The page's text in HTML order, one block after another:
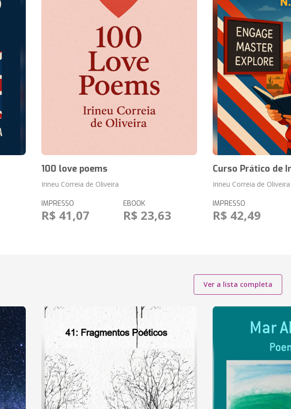
100 love poems
Irineu Correia de Oliveira
IMPRESSO
R$ 41,07
EBOOK
R$ 23,63
Curso Prático de
Irineu Correia de Oliveira
IMPRESSO
R$ 42,49
Ver a lista completa